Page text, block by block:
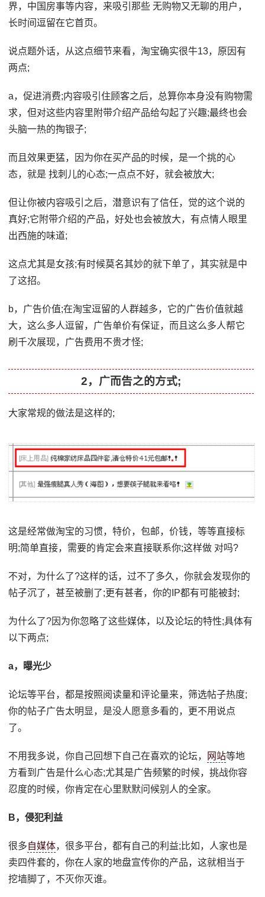
界，中国房事等内容，来吸引那些 无购物又无聊的用户，
长时间逗留在它首页。
说点题外话，从这点细节来看，淘宝确实很牛13，原因有
两点;
a，促进消费;内容吸引住顾客之后，总算你本身没有购物需
求，但对这些内容里附带介绍产品给勾起了兴趣;最终也会
头脑一热的掏银子;
而且效果更猛，因为你在买产品的时候，是一个挑的心
态，就是 找刺儿的心态;一点点不好，就会被放大;
但让你被内容吸引之后，潜意识有了信任，觉的这个说的
真好;它附带介绍的产品，好处也会被放大，有点情人眼里
出西施的味道;
这点尤其是女孩;有时候莫名其妙的就下单了，其实就是中
了这招。
b，广告价值;在淘宝逗留的人群越多，它的广告价值就越
大，这么多人逗留，广告单价有保证，而且这么多人帮它
刷千次展现，广告费用不贵才怪;
2，广而告之的方式;
大家常规的做法是这样的;
这是经常做淘宝的习惯，特价，包邮，价钱，等等直接标
明;简单直接，需要的肯定会来直接联系你;这样做 对吗?
不对，为什么了?这样的话，过不了多久，你就会发现你的
帖子沉了，甚至被删了;更有甚者，你的IP都有可能被封;
为什么了?因为你忽略了这些媒体，以及论坛的特性;具体有
以下两点;
a，曝光少
论坛等平台，都是按照阅读量和评论量来，筛选帖子热度;
你的帖子广告太明显，是没人愿意多看的，更不用说点
了。
不用我多说，你自己回想下自己在喜欢的论坛， 网站等地
方看到广告是什么心态;尤其是广告频繁的时候，挑战你容
忍度的时候，你肯定在心里默默问候别人的全家。
B，侵犯利益
很多自媒体，很多平台，都有自己的利益;比如，人家也是
卖四件套的，你在人家的地盘宣传你的产品，这就相当于
挖墙脚了，不灭你灭谁。